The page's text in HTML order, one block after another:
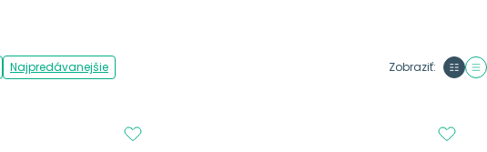
Najpredávanejšie Zobraziť: